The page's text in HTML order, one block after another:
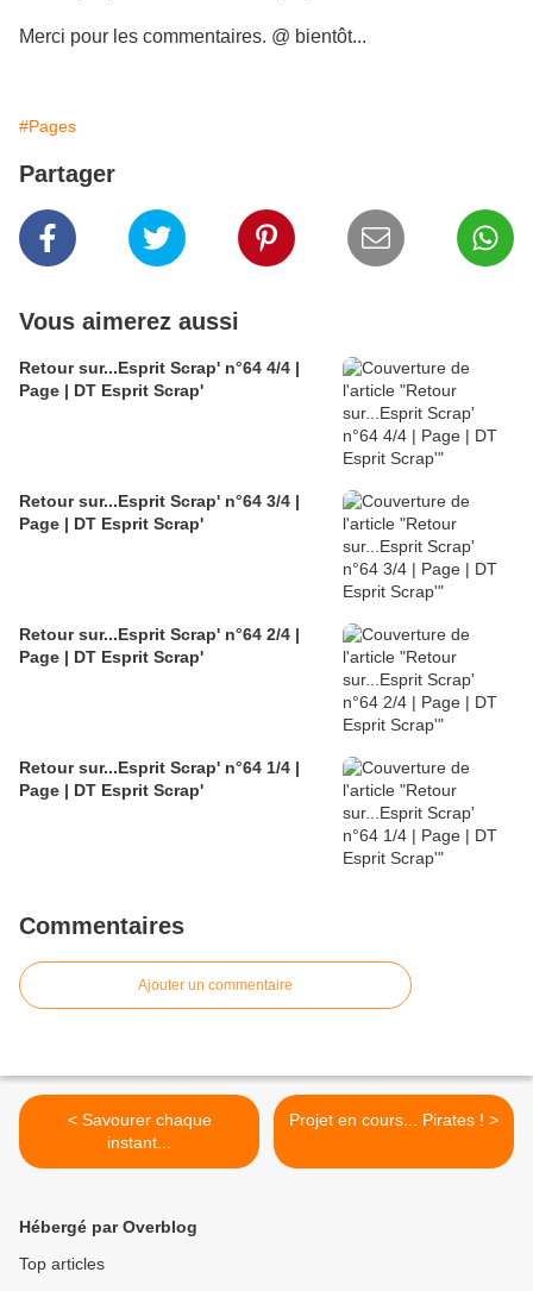
Merci pour les commentaires. @ bientôt...
#Pages
Partager
Vous aimerez aussi
Retour sur...Esprit Scrap' n°64 4/4 |
Page | DT Esprit Scrap'
Retour sur...Esprit Scrap' n°64 3/4 |
Page | DT Esprit Scrap'
Retour sur...Esprit Scrap' n°64 2/4 |
Page | DT Esprit Scrap'
Retour sur...Esprit Scrap' n°64 1/4 |
Page | DT Esprit Scrap'
Commentaires
Ajouter un commentaire
< Savourer chaque
instant...
Projet en cours... Pirates ! >
Hébergé par Overblog
Top articles